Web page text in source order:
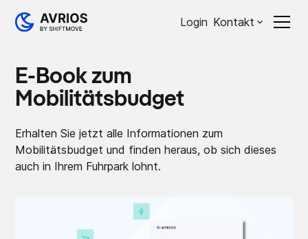
Login Kontakt
E-Book zum
Mobilitätsbudget
Erhalten Sie jetzt alle Informationen zum
Mobilitätsbudget und finden heraus, ob sich dieses
auch in Ihrem Fuhrpark lohnt.